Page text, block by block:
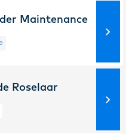
Maintenance
Roselaar